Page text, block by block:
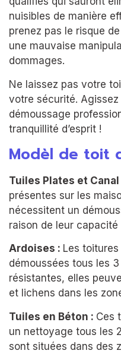
nuisibles de manière
prenez pas le risque
une mauvaise
dommages.
Ne laissez pas votre
votre sécurité.
démoussage
tranquillité d’esprit !
Modèl de toit
Tuiles Plates et Canal
présentes sur les
nécessitent un
raison de leur capacité
Ardoises : Les
démoussées tous les
résistantes, elles
et lichens dans les
Tuiles en Béton : Ces
un nettoyage tous les
sont situées dans des